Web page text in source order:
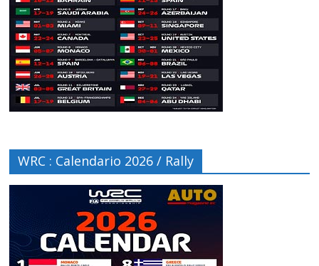
WRC : Calendario 2026 / Rally